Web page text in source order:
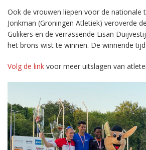
Ook de vrouwen liepen voor de nationale
Jonkman (Groningen Atletiek) veroverde
Gulikers en de verrassende Lisan
het brons wist te winnen. De winnende
Volg de link voor meer uitslagen van